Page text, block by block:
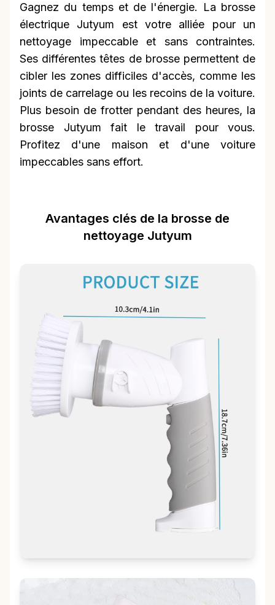
Gagnez du temps et de l'énergie. La brosse
électrique Jutyum est votre alliée pour un
nettoyage impeccable et sans contraintes.
Ses différentes têtes de brosse permettent de
cibler les zones difficiles d'accès, comme les
joints de carrelage ou les recoins de la voiture.
Plus besoin de frotter pendant des heures, la
brosse Jutyum fait le travail pour vous.
Profitez d'une maison et d'une voiture
impeccables sans effort.
Avantages clés de la brosse de
nettoyage Jutyum